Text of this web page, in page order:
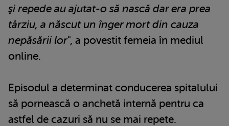
şi repede au ajutat-o să nască dar era prea
târziu, a născut un înger mort din cauza
nepăsării lor", a povestit femeia în mediul
online.
Episodul a determinat conducerea spitalului
să pornească o anchetă internă pentru ca
astfel de cazuri să nu se mai repete.